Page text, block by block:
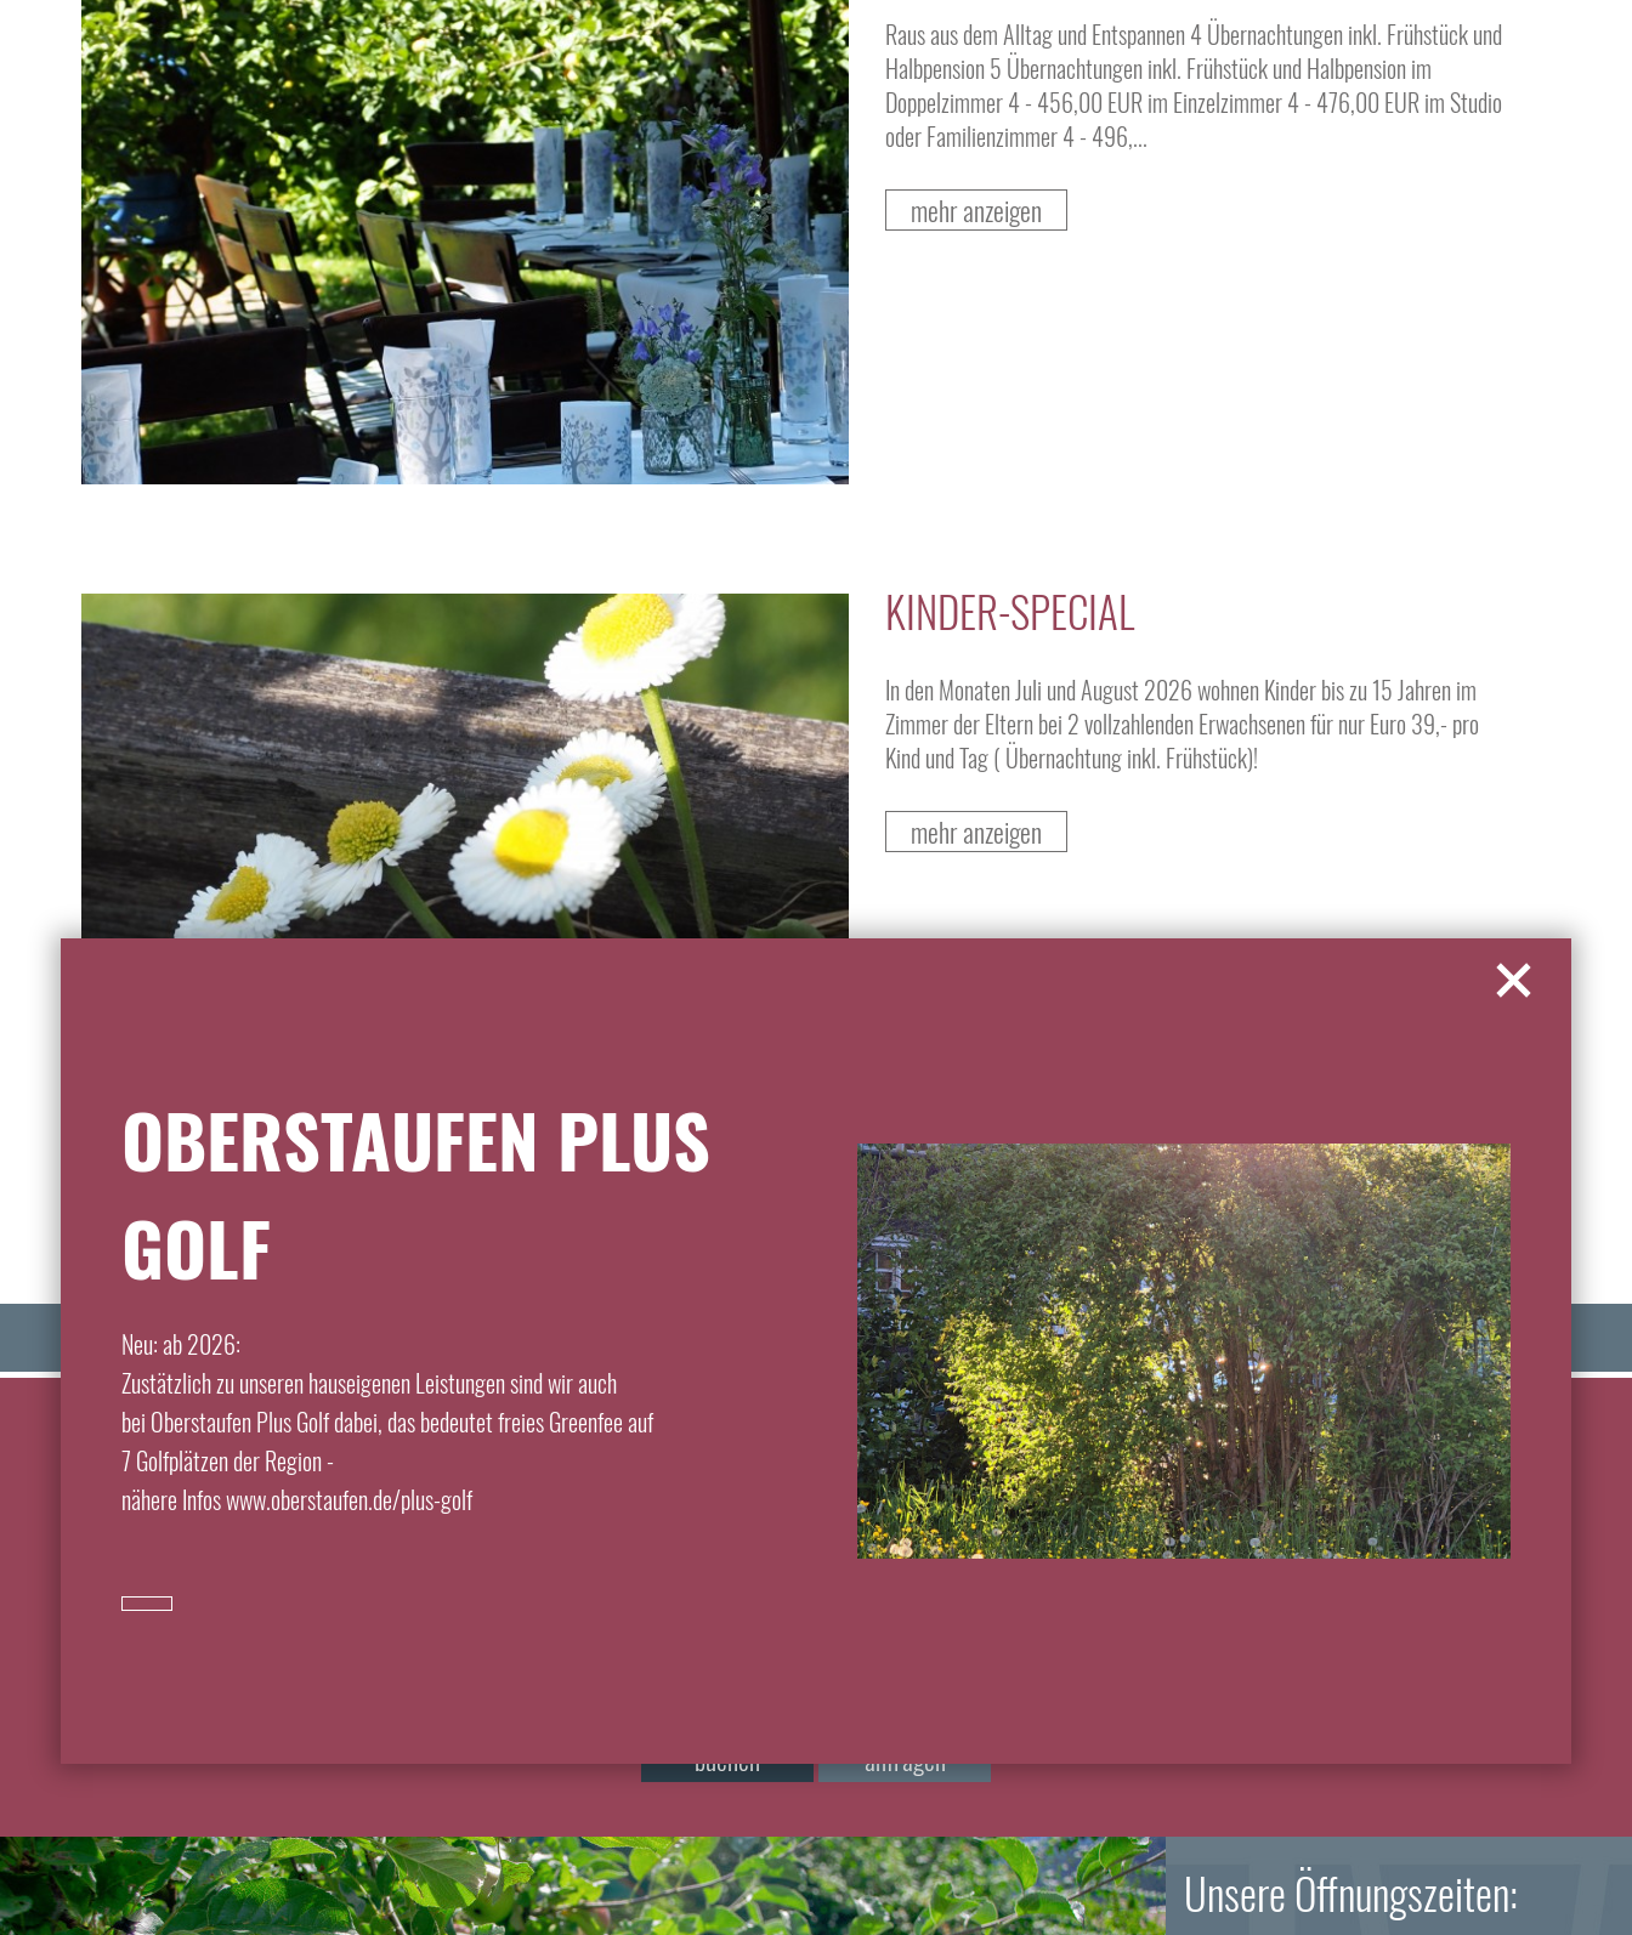
OBERSTAUFEN PLUS
GOLF
Neu: ab 2026:
Zustätzlich zu unseren hauseigenen Leistungen sind wir auch
bei Oberstaufen Plus Golf dabei, das bedeutet freies Greenfee auf
7 Golfplätzen der Region -
nähere Infos www.oberstaufen.de/plus-golf
Raus aus dem Alltag und Entspannen 4 Übernachtungen inkl. Frühstück und
Halbpension 5 Übernachtungen inkl. Frühstück und Halbpension im
Doppelzimmer 4 - 456,00 EUR im Einzelzimmer 4 - 476,00 EUR im Studio
oder Familienzimmer 4 - 496,...
mehr anzeigen
KINDER-SPECIAL
In den Monaten Juli und August 2026 wohnen Kinder bis zu 15 Jahren im
Zimmer der Eltern bei 2 vollzahlenden Erwachsenen für nur Euro 39,- pro
Kind und Tag ( Übernachtung inkl. Frühstück)!
mehr anzeigen
BILDER
EXPRESSANFRAGE
buchen anfragen
Unsere Öffnungszeiten: